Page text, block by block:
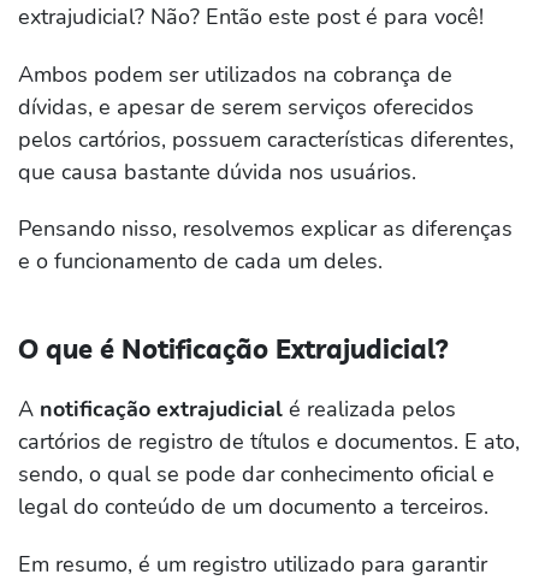
extrajudicial? Não? Então este post é para você!
Ambos podem ser utilizados na cobrança de
dívidas, e apesar de serem serviços oferecidos
pelos cartórios, possuem características diferentes,
que causa bastante dúvida nos usuários.
Pensando nisso, resolvemos explicar as diferenças
e o funcionamento de cada um deles.
O que é Notificação Extrajudicial?
A notificação extrajudicial é realizada pelos
cartórios de registro de títulos e documentos. E ato,
sendo, o qual se pode dar conhecimento oficial e
legal do conteúdo de um documento a terceiros.
Em resumo, é um registro utilizado para garantir